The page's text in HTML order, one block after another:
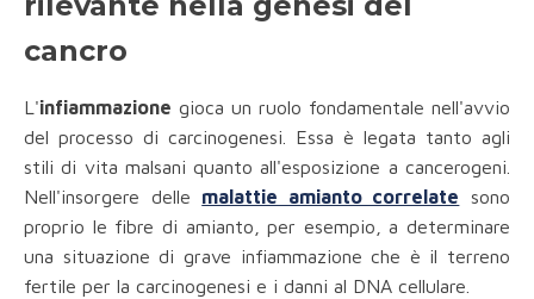
cancro
L'infiammazione gioca un ruolo fondamentale nell'avvio
del processo di carcinogenesi. Essa è legata tanto agli
stili di vita malsani quanto all'esposizione a cancerogeni.
Nell'insorgere delle malattie amianto correlate sono
proprio le fibre di amianto, per esempio, a determinare
una situazione di grave infiammazione che è il terreno
fertile per la carcinogenesi e i danni al DNA cellulare.